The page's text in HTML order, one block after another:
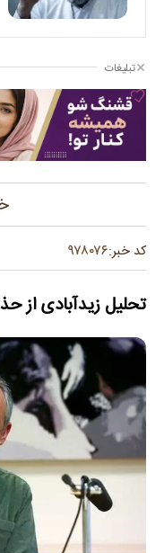
تبلیغات
کد خبر:۹۷۸۰۷۶
تحلیل زیدآبادی از